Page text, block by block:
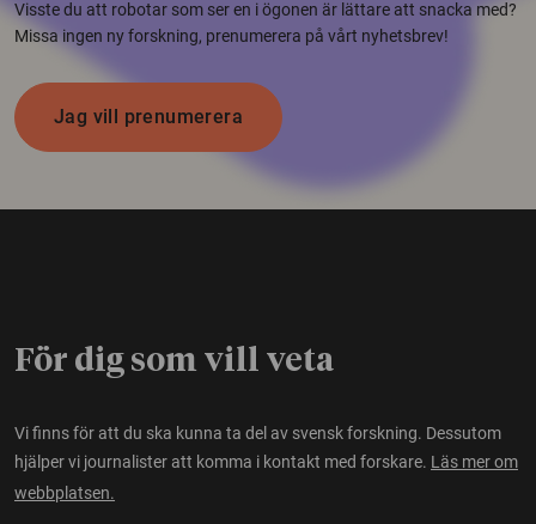
Visste du att robotar som ser en i ögonen är lättare att snacka med?
Missa ingen ny forskning, prenumerera på vårt nyhetsbrev!
Jag vill prenumerera
För dig som vill veta
Vi finns för att du ska kunna ta del av svensk forskning. Dessutom
hjälper vi journalister att komma i kontakt med forskare. Läs mer om
webbplatsen.